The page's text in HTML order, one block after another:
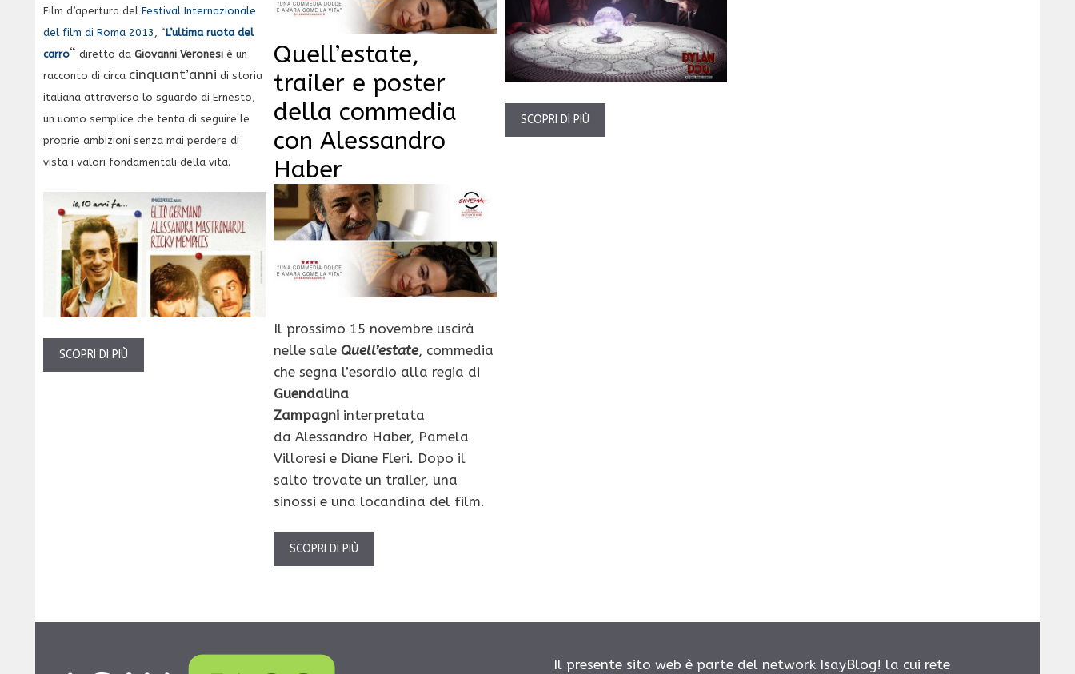
SCOPRI DI PIÙ
Film d’apertura del Festival Internazionale
del film di Roma 2013
, “L’ultima ruota del
carro“ diretto da Giovanni Veronesi è un
racconto di circa cinquant’anni di storia
italiana attraverso lo sguardo di Ernesto,
un uomo semplice che tenta di seguire le
proprie ambizioni senza mai perdere di
vista i valori fondamentali della vita.
SCOPRI DI PIÙ
Quell’estate,
trailer e poster
della commedia
con Alessandro
Haber
Il prossimo 15 novembre uscirà
nelle saleQuell’estate, commedia
che segna l’esordio alla regia di
Guendalina
Zampagni interpretata
da Alessandro Haber, Pamela
Villoresi e Diane Fleri. Dopo il
salto trovate un trailer, una
sinossi e una locandina del film.
SCOPRI DI PIÙ
Il presente sito web è parte del network IsayBlog! la cui rete